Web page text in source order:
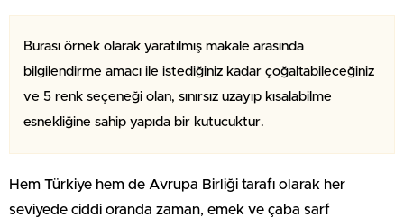
Burası örnek olarak yaratılmış makale arasında
bilgilendirme amacı ile istediğiniz kadar çoğaltabileceğiniz
ve 5 renk seçeneği olan, sınırsız uzayıp kısalabilme
esnekliğine sahip yapıda bir kutucuktur.
Hem Türkiye hem de Avrupa Birliği tarafı olarak her
seviyede ciddi oranda zaman, emek ve çaba sarf